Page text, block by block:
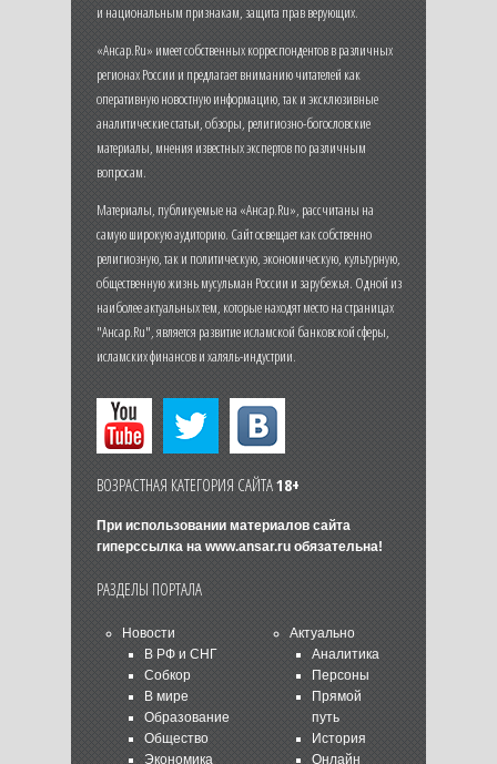
и национальным признакам, защита прав верующих.
«Ансар.Ru» имеет собственных корреспондентов в различных
регионах России и предлагает вниманию читателей как
оперативную новостную информацию, так и эксклюзивные
аналитические статьи, обзоры, религиозно-богословские
материалы, мнения известных экспертов по различным
вопросам.
Материалы, публикуемые на «Ансар.Ru», рассчитаны на
самую широкую аудиторию. Сайт освещает как собственно
религиозную, так и политическую, экономическую, культурную,
общественную жизнь мусульман России и зарубежья. Одной из
наиболее актуальных тем, которые находят место на страницах
"Ансар.Ru", является развитие исламской банковской сферы,
исламских финансов и халяль-индустрии.
ВОЗРАСТНАЯ КАТЕГОРИЯ САЙТА18+
При использовании материалов сайта
гиперссылка на www.ansar.ruобязательна!
РАЗДЕЛЫ ПОРТАЛА
Новости
В РФ и СНГ
Собкор
В мире
Образование
Общество
Экономика
Актуально
Аналитика
Персоны
Прямой
путь
История
Онлайн